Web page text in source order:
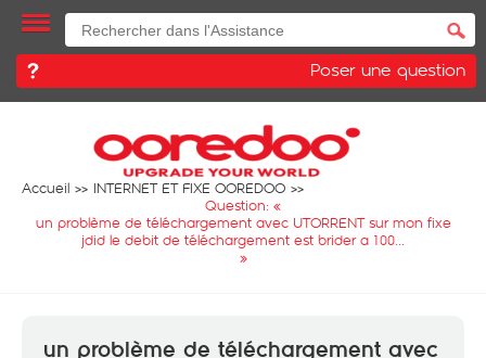
Poser une question
Accueil
INTERNET ET FIXE OOREDOO
Question: «
un problème de téléchargement avec UTORRENT sur mon fixe
jdid le debit de téléchargement est brider a 100...
»
un problème de téléchargement avec